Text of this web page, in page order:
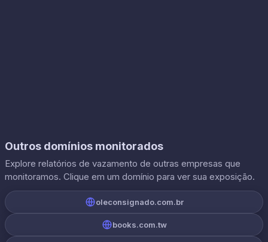
Outros domínios monitorados
Explore relatórios de vazamento de outras empresas que
monitoramos. Clique em um domínio para ver sua exposição.
oleconsignado.com.br
books.com.tw